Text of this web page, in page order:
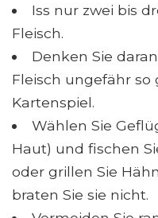
Iss nur zwei bis
Fleisch.
Denken Sie
Fleisch ungefähr so
Kartenspiel.
Wählen Sie
Haut) und fischen
oder grillen Sie
braten Sie sie nicht.